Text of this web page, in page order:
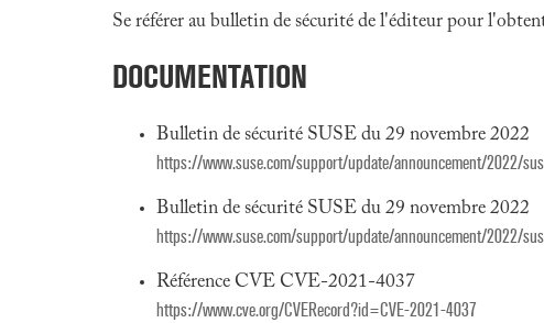
Se référer au bulletin de sécurité de l'éditeur pour
DOCUMENTATION
Bulletin de sécurité SUSE du 29 novembre 2022
https://www.suse.com/support/update/announcement/2022/
Bulletin de sécurité SUSE du 29 novembre 2022
https://www.suse.com/support/update/announcement/2022/
Référence CVE CVE-2021-4037
https://www.cve.org/CVERecord?id=CVE-2021-4037